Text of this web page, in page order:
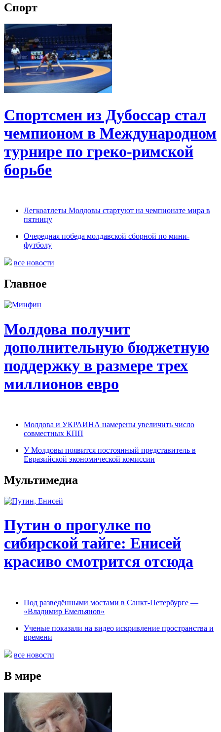
Спорт
Спортсмен из Дубоссар стал
чемпионом в Международном
турнире по греко-римской
борьбе
Легкоатлеты Молдовы стартуют на чемпионате мира в
пятницу
Очередная победа молдавской сборной по мини-
футболу
все новости
Главное
Молдова получит
дополнительную бюджетную
поддержку в размере трех
миллионов евро
Молдова и УКРАИНА намерены увеличить число
совместных КПП
У Молдовы появится постоянный представитель в
Евразийской экономической комиссии
Мультимедиа
Путин о прогулке по
сибирской тайге: Енисей
красиво смотрится отсюда
Под разведёнными мостами в Санкт-Петербурге —
«Владимир Емельянов»
Ученые показали на видео искривление пространства и
времени
все новости
В мире